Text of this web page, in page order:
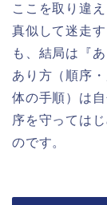
ここを取り違
真似して迷走
も、結局は『
あり方（順序
体の手順）は
序を守っては
のです。